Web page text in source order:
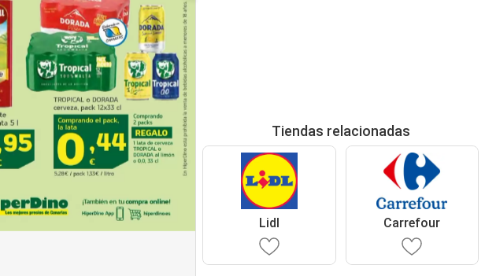
Tiendas relacionadas
Lidl Carrefour